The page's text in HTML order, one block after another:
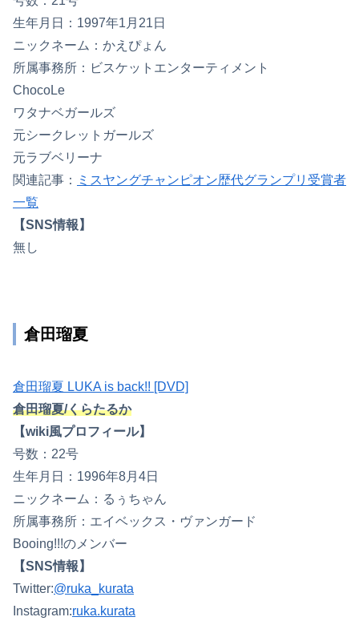
生年月日：1997年1月21日
ニックネーム：かえぴょん
所属事務所：ビスケットエンターティメント
ChocoLe
ワタナベガールズ
元シークレットガールズ
元ラブベリーナ
関連記事：
ミスヤングチャンピオン歴代グランプリ受賞者
一覧
【SNS情報】
無し
倉田瑠夏
倉田瑠夏 LUKA is back!! [DVD]
倉田瑠夏/くらたるか
【wiki風プロフィール】
号数：22号
生年月日：1996年8月4日
ニックネーム：るぅちゃん
所属事務所：エイベックス・ヴァンガード
Booing!!!のメンバー
【SNS情報】
Twitter:@ruka_kurata
Instagram:ruka.kurata